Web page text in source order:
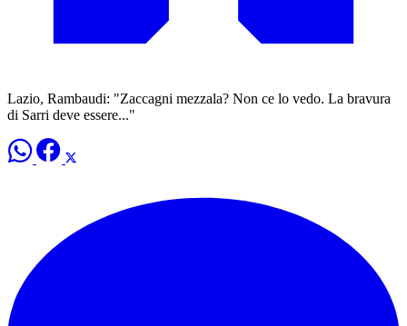
Lazio, Rambaudi: "Zaccagni mezzala? Non ce lo vedo. La bravura
di Sarri deve essere..."